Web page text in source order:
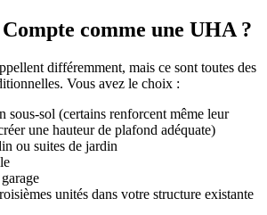
comme une UHA ?
différemment, mais ce sont toutes des
Vous avez le choix :
sous-sol (certains renforcent même leur
une hauteur de plafond adéquate)
ou suites de jardin
unités dans votre structure existante